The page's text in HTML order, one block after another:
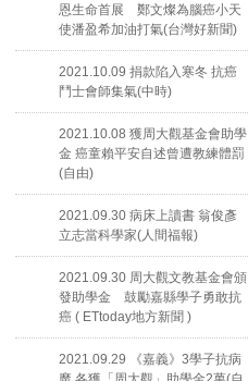
恩生命首展 鄭文燦為腦癌小天
使潘盈希加油打氣(台灣好新聞)
2021.10.09 捐款陷入寒冬 抗癌
鬥士會師集氣(中時)
2021.10.08 獲周大觀基金會助學
金 癌童賴平安自述曾遭教練體罰
(自由)
2021.09.30 病床上讀書 翁俊彥
立志當科學家(人間福報)
2021.09.30 周大觀文教基金會頒
發助學金 鼓勵嘉縣學子勇敢抗
癌 ( ETtoday地方新聞 )
2021.09.29 《嘉義》3學子抗病